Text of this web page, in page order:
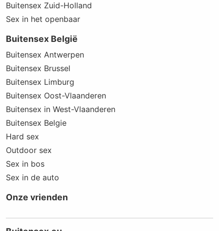
Buitensex Zuid-Holland
Sex in het openbaar
Buitensex België
Buitensex Antwerpen
Buitensex Brussel
Buitensex Limburg
Buitensex Oost-Vlaanderen
Buitensex in West-Vlaanderen
Buitensex Belgie
Hard sex
Outdoor sex
Sex in bos
Sex in de auto
Onze vrienden